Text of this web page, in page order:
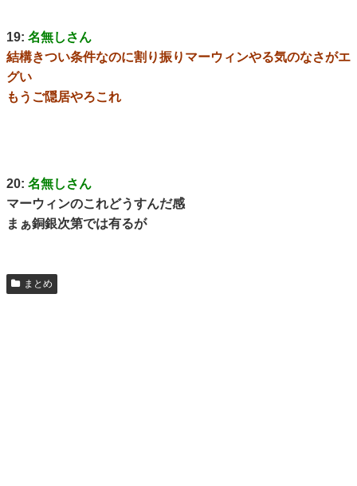
19: 名無しさん
結構きつい条件なのに割り振りマーウィンやる気のなさがエ
グい
もうご隠居やろこれ
20: 名無しさん
マーウィンのこれどうすんだ感
まぁ銅銀次第では有るが
まとめ